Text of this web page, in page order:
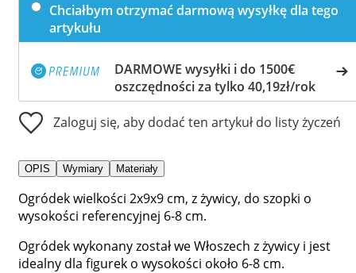
Chciałbym otrzymać darmową wysyłkę dla tego
artykułu
DARMOWE wysyłki i do 1500€
oszczędności za tylko 40,19zł/rok
Zaloguj się, aby dodać ten artykuł do listy życzeń
OPIS Wymiary Materiały
Ogródek wielkości 2x9x9 cm, z żywicy, do szopki o
wysokości referencyjnej 6-8 cm.
Ogródek wykonany został we Włoszech z żywicy i jest
idealny dla figurek o wysokości około 6-8 cm.